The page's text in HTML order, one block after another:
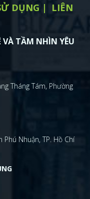
DỤNG
LIÊN
TẦM NHÌN YÊU
Tháng Tám, Phường
Phú Nhuận, TP. Hồ Chí